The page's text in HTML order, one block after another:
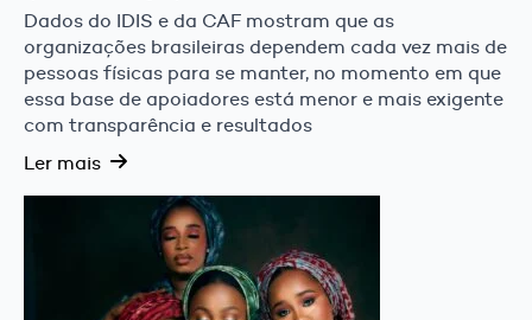
Dados do IDIS e da CAF mostram que as
organizações brasileiras dependem cada vez mais de
pessoas físicas para se manter, no momento em que
essa base de apoiadores está menor e mais exigente
com transparência e resultados
Ler mais